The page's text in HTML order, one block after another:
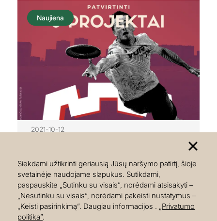
rėmimo fondo lėšomis, kurį administruoja
Švietimo mainų paramos fondas. Projekto
tikslas – per lėkščiasvydžio (Ultimeito)
užsiėmimus skatinti vaikų ir jaunimo fizinį
aktyvumą, jų sveiką ir aktyvų gyvenimo
būdą. Lėkščiasvydis (Ultimeitas) skatina
asmeninę atsakomybę už…
Naujiena
2021-10-12
veikloms Vilniuje
Lietuvos skraidančiojo disko federacijos
nariai karantino laikotarpį stengiasi
išnaudoti maksimaliai – ieško būdų kaip
pagerinti Lietuvos ultimeito situaciją bei
Siekdami užtikrinti geriausią Jūsų naršymo patirtį, šioje
svetainėje naudojame slapukus. Sutikdami,
paspauskite „Sutinku su visais”, norėdami atsisakyti –
„Nesutinku su visais”, norėdami pakeisti nustatymus –
„Keisti pasirinkimą”. Daugiau informacijos . „Privatumo
politika”.